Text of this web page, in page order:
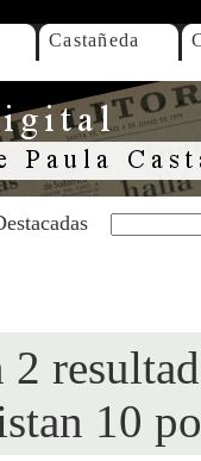
Castañeda
10